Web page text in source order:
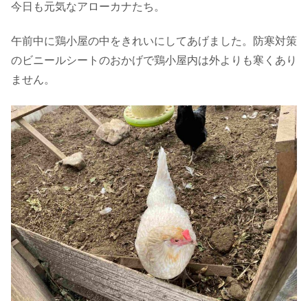
今日も元気なアローカナたち。
午前中に鶏小屋の中をきれいにしてあげました。防寒対策
のビニールシートのおかげで鶏小屋内は外よりも寒くあり
ません。